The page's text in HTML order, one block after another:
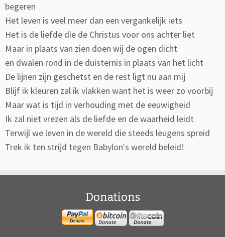
begeren
Het leven is veel meer dan een vergankelijk iets
Het is de liefde die de Christus voor ons achter liet
Maar in plaats van zien doen wij de ogen dicht
en dwalen rond in de duisternis in plaats van het licht
De lijnen zijn geschetst en de rest ligt nu aan mij
Blijf ik kleuren zal ik vlakken want het is weer zo voorbij
Maar wat is tijd in verhouding met de eeuwigheid
Ik zal niet vrezen als de liefde en de waarheid leidt
Terwijl we leven in de wereld die steeds leugens spreid
Trek ik ten strijd tegen Babylon's wereld beleid!
Donations